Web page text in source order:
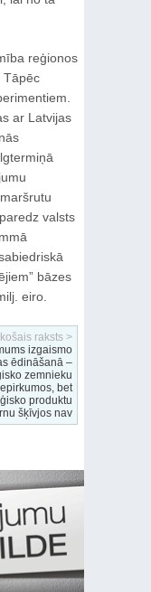
reģionos
Tāpēc
ar Latvijas
valsts
bāzes
eiro.
raksts >
izgaismo
ēdināšanā –
zemnieku
bet
produktu
šķīvjos nav